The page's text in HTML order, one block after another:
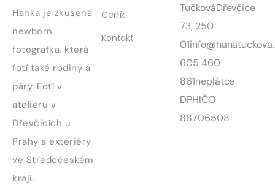
Hanka je zkušená
newborn
fotografka, která
fotí také rodiny a
páry. Fotí v
ateliéru v
Dřevčicích u
Prahy a exteriéry
ve Středočeském
kraji.
Ceník
Kontakt
TučkováDřevčice
73, 250
01
605 460
861neplátce
DPHIČO
88706508